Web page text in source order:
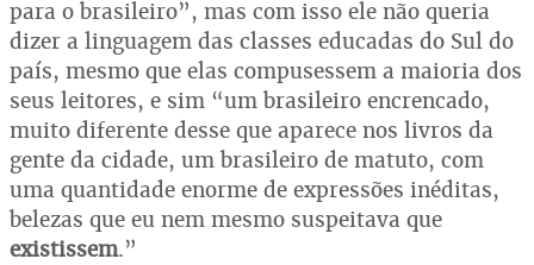
para o brasileiro”, mas com isso ele não queria
dizer a linguagem das classes educadas do Sul do
país, mesmo que elas compusessem a maioria dos
seus leitores, e sim “um brasileiro encrencado,
muito diferente desse que aparece nos livros da
gente da cidade, um brasileiro de matuto, com
uma quantidade enorme de expressões inéditas,
belezas que eu nem mesmo suspeitava que
existissem.”